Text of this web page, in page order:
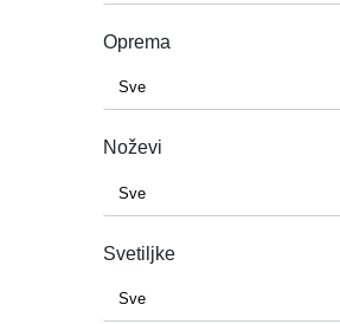
Oprema
Noževi
Svetiljke